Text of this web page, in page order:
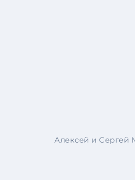
Алексей и Сергей